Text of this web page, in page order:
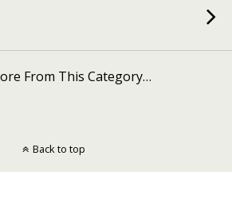
From This Category…
Back to top